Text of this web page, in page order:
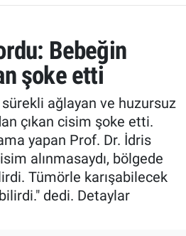
Bebeğin
şoke etti
ağlayan ve huzursuz
çıkan cisim şoke etti.
yapan Prof. Dr. İdris
alınmasaydı, bölgede
Tümörle karışabilecek
dedi. Detaylar